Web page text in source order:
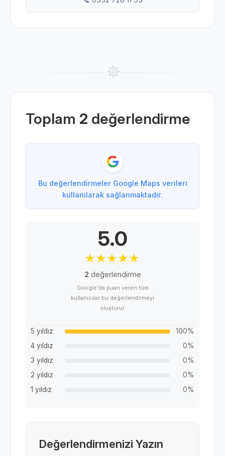
Toplam 2 değerlendirme
Bu değerlendirmeler Google Maps verileri
kullanılarak sağlanmaktadır.
5.0
2 değerlendirme
Google'da puan veren tüm
kullanıcılar bu değerlendirmeyi
oluşturur.
5 yıldız
100%
4 yıldız
0%
3 yıldız
0%
2 yıldız
0%
1 yıldız
0%
Değerlendirmenizi Yazın